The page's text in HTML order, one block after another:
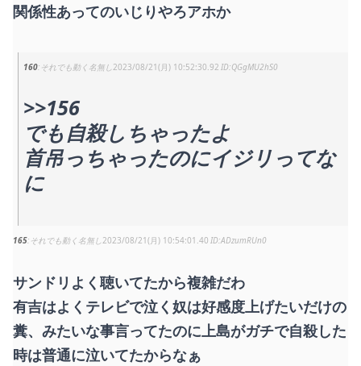
関係性あってのいじりやろアホか
160 それでも動く名無し2023/08/21(月) 10:52:30.92 QGgMU2hS0
>>156
でも自殺しちゃったよ
首吊っちゃったのにイジリってな
に
165 それでも動く名無し2023/08/21(月) 10:54:01.40 ADzumRUn0
サンドリよく聴いてたから複雑だわ
有吉はよくテレビで泣く奴は好感度上げたいだけの
糞、みたいな事言ってたのに上島がガチで自殺した
時は普通に泣いてたからなぁ